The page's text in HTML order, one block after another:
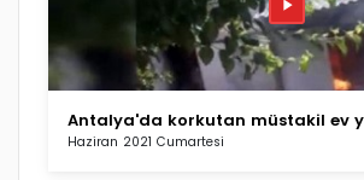
Antalya'da korkutan müstakil ev
Haziran 2021 Cumartesi